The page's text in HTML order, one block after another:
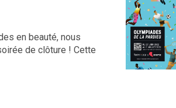
en beauté, nous
de clôture ! Cette